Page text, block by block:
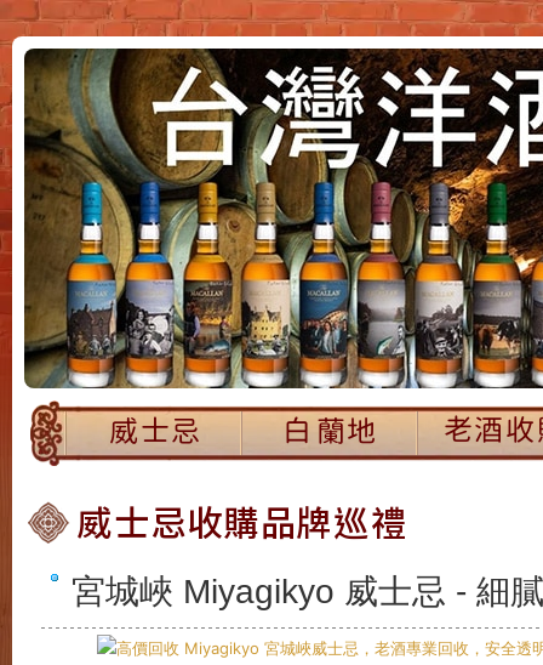
宮城峽 Miyagikyo 威士忌 - 細